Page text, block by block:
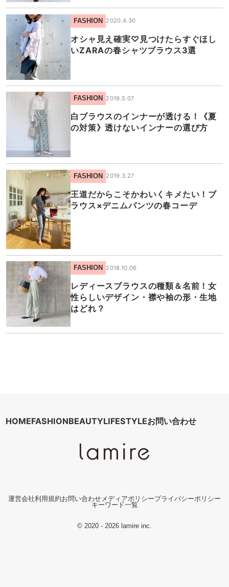
FASHION 2020.4.30
オシャ見え確実♡見つけたらすぐほし
いZARAの春シャツブラウス3選
FASHION 2019.5.07
白ブラウスのインナーが透ける！《夏
の対策》透けないインナーの選び方
FASHION 2019.3.27
王道だからこそかわいくキメたい！ブ
ラウス×デニムパンツの春コーデ
FASHION 2018.10.06
レディースブラウスの種類＆名前！女
性らしいデザイン・襟や袖の形・生地
はどれ？
HOMEFASHIONBEAUTYLIFESTYLEお問い合わせ
運営会社利用規約お問い合わせ メディアポリシープライバシーポリシー
キーワード一覧
© 2020 - 2026 lamire inc.